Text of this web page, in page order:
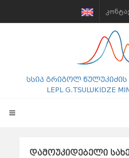
სსიპ გრიგოლ წულუკიძის
LEPL G.TSULUKIDZE
დამოუკიდებელი